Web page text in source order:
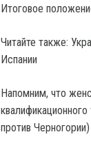
Итоговое
Читайте также:
Испании
Напомним, что
против